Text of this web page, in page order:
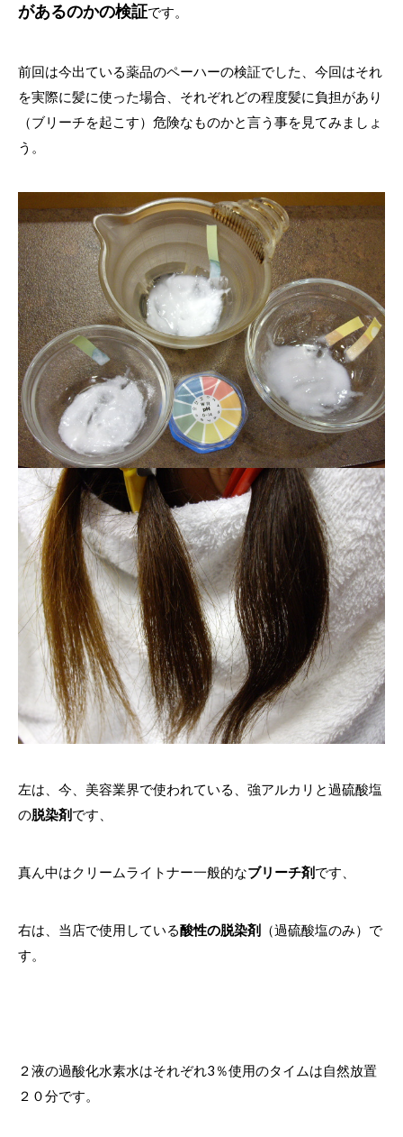
があるのかの検証です。
前回は今出ている薬品のペーハーの検証でした、今回はそれ
を実際に髪に使った場合、それぞれどの程度髪に負担があり
（ブリーチを起こす）危険なものかと言う事を見てみましょ
う。
左は、今、美容業界で使われている、強アルカリと過硫酸塩
の脱染剤です、
真ん中はクリームライトナー一般的なブリーチ剤です、
右は、当店で使用している酸性の脱染剤 （過硫酸塩のみ）で
す。
２液の過酸化水素水はそれぞれ3％使用のタイムは自然放置
２０分です。